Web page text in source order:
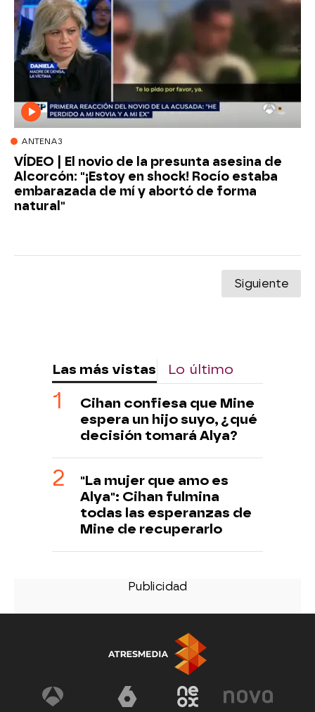
ANTENA3
VÍDEO | El novio de la presunta asesina de
Alcorcón: "¡Estoy en shock! Rocío estaba
embarazada de mí y abortó de forma
natural"
Siguiente
Las más vistas Lo último
Cihan confiesa que Mine
espera un hijo suyo, ¿qué
decisión tomará Alya?
"La mujer que amo es
Alya": Cihan fulmina
todas las esperanzas de
Mine de recuperarlo